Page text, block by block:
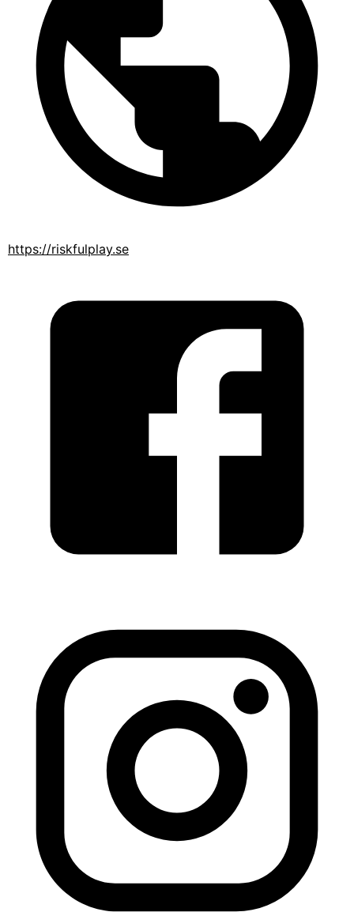
https://riskfulplay.se